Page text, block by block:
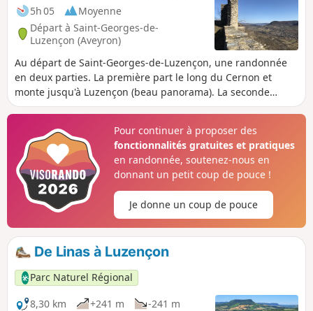
5h 05
Moyenne
Départ à Saint-Georges-de-
Luzençon (Aveyron)
Au départ de Saint-Georges-de-Luzençon, une randonnée
en deux parties. La première part le long du Cernon et
monte jusqu'à Luzençon (beau panorama). La seconde
monte par l'église vers l'Est jusqu'à la Cathédrale.
Pour continuer à proposer des
fonctionnalités gratuites et pratiques
en randonnée, soutenez-nous en
donnant un petit coup de pouce !
Je donne un coup de pouce
De Linas à Luzençon
Parc Naturel Régional
8,30 km
+241 m
-241 m